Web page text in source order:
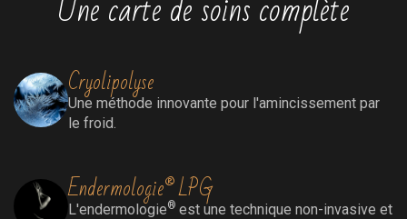
Cryolipolyse
Une méthode innovante pour l'amincissement par
le froid.
Endermologie® LPG
L'endermologie® est une technique non-invasive et